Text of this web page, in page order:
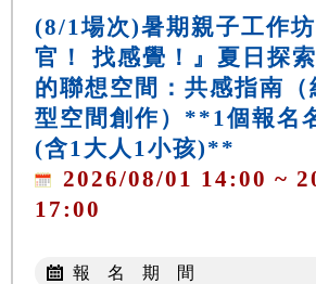
(8/1場次)暑期親子工作
官！ 找感覺！』夏日探
的聯想空間：共感指南（
型空間創作）**1個報名
(含1大人1小孩)**
2026/08/01 14:00 ~
17:00
報 名 期 間